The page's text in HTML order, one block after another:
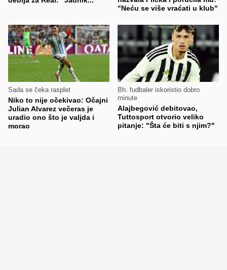
"Neću se više vraćati u klub"
Sada se čeka rasplet
Niko to nije očekivao: Očajni
Julian Alvarez večeras je
uradio ono što je valjda i
morao
Bh. fudbaler iskoristio dobro
minute
Alajbegović debitovao,
Tuttosport otvorio veliko
pitanje: "Šta će biti s njim?"